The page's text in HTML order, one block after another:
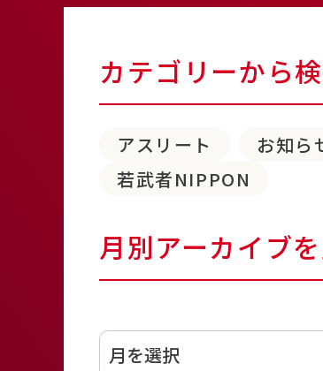
カテゴリーから
アスリート お知ら
若武者NIPPON
月別アーカイブ